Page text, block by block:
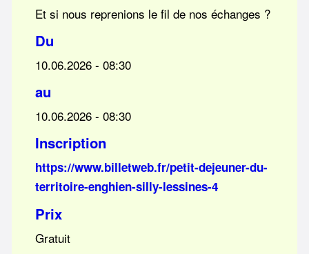
Et si nous reprenions le fil de nos échanges ?
Du
10.06.2026 - 08:30
au
10.06.2026 - 08:30
Inscription
https://www.billetweb.fr/petit-dejeuner-du-
territoire-enghien-silly-lessines-4
Prix
Gratuit